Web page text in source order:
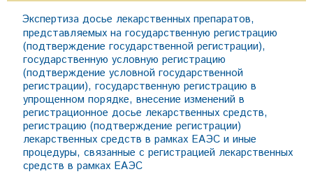
Экспертиза досье лекарственных препаратов,
представляемых на государственную регистрацию
(подтверждение государственной регистрации),
государственную условную регистрацию
(подтверждение условной государственной
регистрации), государственную регистрацию в
упрощенном порядке, внесение изменений в
регистрационное досье лекарственных средств,
регистрацию (подтверждение регистрации)
лекарственных средств в рамках ЕАЭС и иные
процедуры, связанные с регистрацией лекарственных
средств в рамках ЕАЭС